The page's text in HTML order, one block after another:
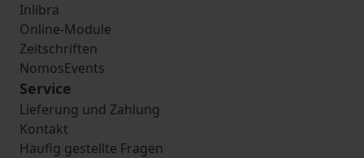
Inlibra
Online-Module
Zeitschriften
NomosEvents
Service
Lieferung und Zahlung
Kontakt
Häufig gestellte Fragen